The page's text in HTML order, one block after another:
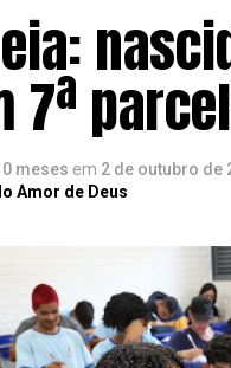
7ª
meses em 2 de outubro de
Amor de Deus